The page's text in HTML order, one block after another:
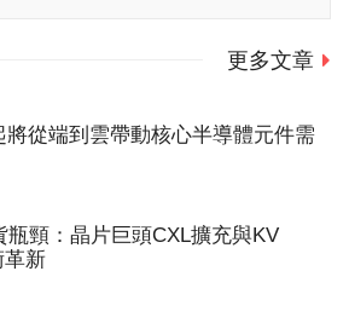
更多文章
將從端到雲帶動核心半導體元件需
瓶頸：晶片巨頭CXL擴充與KV
革新